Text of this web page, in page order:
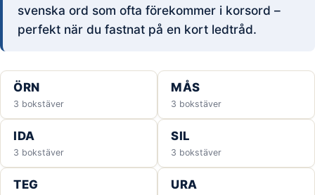
svenska ord som ofta förekommer i korsord –
perfekt när du fastnat på en kort ledtråd.
ÖRN
3 bokstäver
MÅS
3 bokstäver
IDA
3 bokstäver
SIL
3 bokstäver
TEG URA